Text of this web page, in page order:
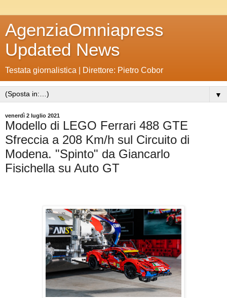
AgenziaOmniapress
Updated News
Testata giornalistica | Direttore: Pietro Cobor
▼
venerdì 2 luglio 2021
Modello di LEGO Ferrari 488 GTE
Sfreccia a 208 Km/h sul Circuito di
Modena. "Spinto" da Giancarlo
Fisichella su Auto GT